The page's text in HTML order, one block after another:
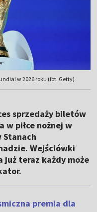
w 2026 roku (fot. Getty)
sprzedaży biletów
w piłce nożnej w
Stanach
Wejściówki
już teraz każdy może
premia dla